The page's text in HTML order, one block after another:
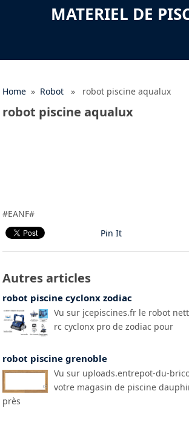
MATERIEL DE
Home » Robot » robot piscine aqualux
robot piscine aqualux
#EANF#
Pin It
Autres articles
robot piscine cyclonx zodiac
Vu sur jcepiscines.fr le robot
rc cyclonx pro de zodiac pour
robot piscine grenoble
Vu sur uploads.entrepot-du-
votre magasin de piscine
près